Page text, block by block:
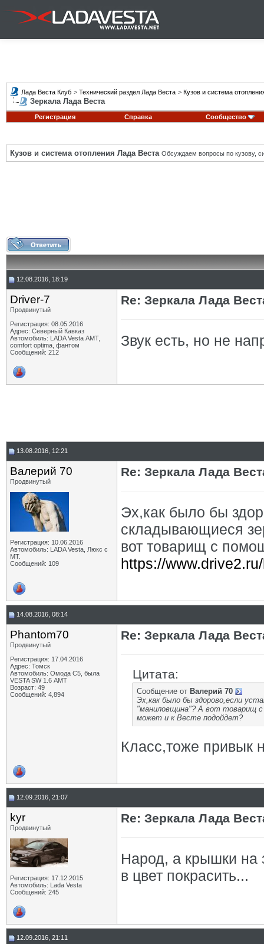
Лада Веста Клуб > Технический раздел Лада Веста > Кузов и система
Зеркала Лада Веста
Регистрация Справка Сообщество
Кузов и система отопления Лада Веста Обсуждаем вопросы по кузову,
12.08.2016, 18:19
Driver-7
Продвинутый
Регистрация: 08.05.2016
Адрес: Северный Кавказ
Автомобиль: LADA Vesta АМТ,
comfort optima, фантом
Сообщений: 212
Re: Зеркала Лада
Звук есть, но не
13.08.2016, 12:21
Валерий 70
Продвинутый
Регистрация: 10.06.2016
Автомобиль: LADA Vesta, Люкс с
МТ.
Сообщений: 109
Re: Зеркала Лада
Эх,как было бы
складывающиеся
вот товарищ с
https://
14.08.2016, 08:14
Phantom70
Продвинутый
Регистрация: 17.04.2016
Адрес: Томск
Автомобиль: Омода С5, была
VESTA SW 1.6 АМТ
Возраст: 49
Сообщений: 4,894
Re: Зеркала Лада
Цитата:
Сообщение от Валерий 70
Эх,как было бы здорово,если
"маниловщина"? А вот товарищ
может и к Весте подойдет?
Класс,тоже привык
12.09.2016, 21:07
kyr
Продвинутый
Регистрация: 17.12.2015
Автомобиль: Lada Vesta
Сообщений: 245
Re: Зеркала Лада
Народ, а крышки на
в цвет покрасить...
12.09.2016, 21:11